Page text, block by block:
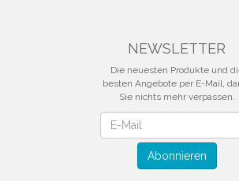
NEWSLETTER
Die neuesten Produkte und
besten Angebote per E-Mail,
Sie nichts mehr verpassen.
Abonnieren